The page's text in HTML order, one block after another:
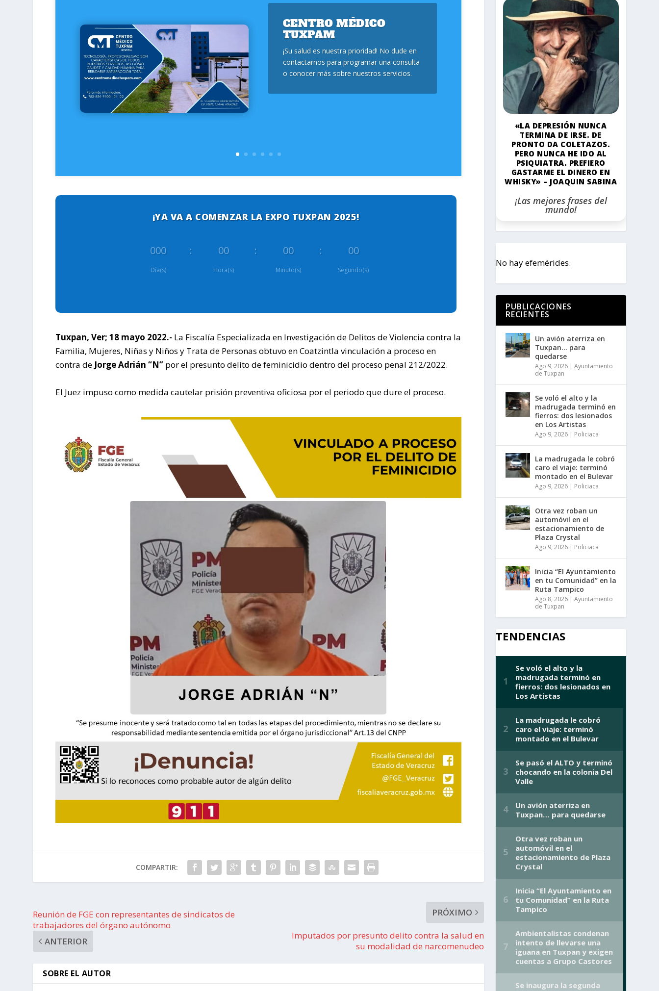
CENTRO MÉDICO
TUXPAM
¡Su salud es nuestra prioridad! No dude en
contactarnos para programar una consulta
o conocer más sobre nuestros servicios.
¡YA VA A COMENZAR LA EXPO TUXPAN 2025!
000
Día(s)
: 00
Hora(s)
: 00
Minuto(s)
: 00
Segundo(s)
Tuxpan, Ver; 18 mayo 2022.- La Fiscalía Especializada en Investigación de Delitos de Violencia contra la
Familia, Mujeres, Niñas y Niños y Trata de Personas obtuvo en Coatzintla vinculación a proceso en
contra de Jorge Adrián “N” por el presunto delito de feminicidio dentro del proceso penal 212/2022.
El Juez impuso como medida cautelar prisión preventiva oficiosa por el periodo que dure el proceso.
COMPARTIR:
Reunión de FGE con representantes de sindicatos de
trabajadores del órgano autónomo
ANTERIOR
PRÓXIMO
Imputados por presunto delito contra la salud en
su modalidad de narcomenudeo
SOBRE EL AUTOR
«LA DEPRESIÓN NUNCA
TERMINA DE IRSE. DE
PRONTO DA COLETAZOS.
PERO NUNCA HE IDO AL
PSIQUIATRA. PREFIERO
GASTARME EL DINERO EN
WHISKY» – JOAQUIN SABINA
¡Las mejores frases del
mundo!
No hay efemérides.
PUBLICACIONES
RECIENTES
Un avión aterriza en
Tuxpan… para
quedarse
Ago 9, 2026| Ayuntamiento
de Tuxpan
Se voló el alto y la
madrugada terminó en
fierros: dos lesionados
en Los Artistas
Ago 9, 2026| Policiaca
La madrugada le cobró
caro el viaje: terminó
montado en el Bulevar
Ago 9, 2026| Policiaca
Otra vez roban un
automóvil en el
estacionamiento de
Plaza Crystal
Ago 9, 2026| Policiaca
Inicia “El Ayuntamiento
en tu Comunidad” en la
Ruta Tampico
Ago 8, 2026| Ayuntamiento
de Tuxpan
TENDENCIAS